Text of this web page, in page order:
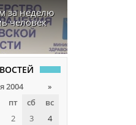
за неделю
человек
2004
»
пт сб
вс
2 3
4